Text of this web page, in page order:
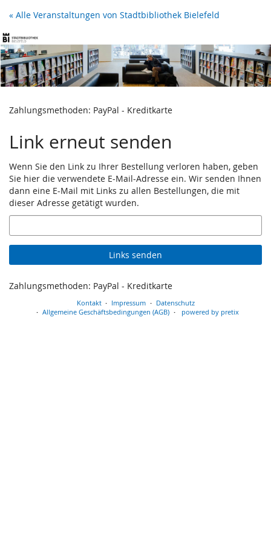
Zum
Inhalt
springen
« Alle Veranstaltungen von Stadtbibliothek Bielefeld
Zahlungsmethoden: PayPal - Kreditkarte
Link erneut senden
Wenn Sie den Link zu Ihrer Bestellung verloren haben, geben
Sie hier die verwendete E-Mail-Adresse ein. Wir senden Ihnen
dann eine E-Mail mit Links zu allen Bestellungen, die mit
dieser Adresse getätigt wurden.
E-
Mail
Links senden
Zahlungsmethoden: PayPal - Kreditkarte
Kontakt Impressum
Datenschutz
Allgemeine Geschäftsbedingungen (AGB)
powered by pretix